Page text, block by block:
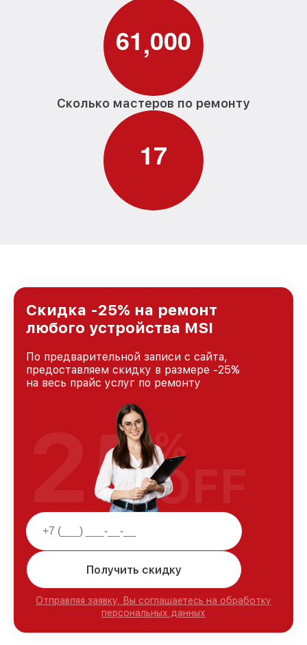
61,000
Сколько мастеров по ремонту
17
Скидка -25% на ремонт
любого устройства MSI
По предварительной записи с сайта,
предоставляем скидку в размере -25%
на весь прайс услуг по ремонту
Получить скидку
Отправляя заявку, Вы соглашаетесь на обработку
персональных данных
25%
OFF